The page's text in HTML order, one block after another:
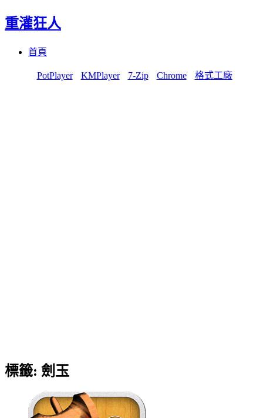
重灌狂人
首頁
PotPlayer KMPlayer 7-Zip Chrome 格式工廠
標籤: 劍玉